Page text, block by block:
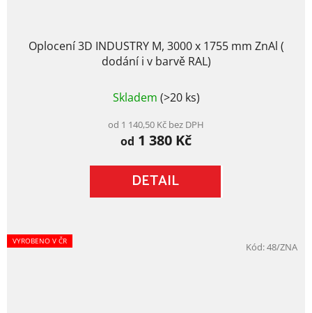
Oplocení 3D INDUSTRY M, 3000 x 1755 mm ZnAl (
dodání i v barvě RAL)
hodnocení
je
5,0
5
hvězdiček.
Skladem (>20 ks)
od 1 140,50 Kč bez DPH
od 1 380 Kč
DETAIL
VYROBENO V ČR Kód:48/ZNA